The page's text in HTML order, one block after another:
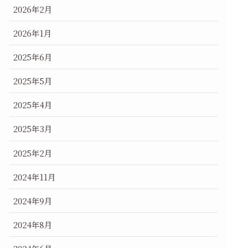
2026年2月
2026年1月
2025年6月
2025年5月
2025年4月
2025年3月
2025年2月
2024年11月
2024年9月
2024年8月